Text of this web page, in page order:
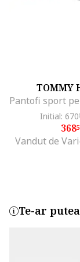
TOMMY
Initial: 670
368
Vandut de
Te-ar